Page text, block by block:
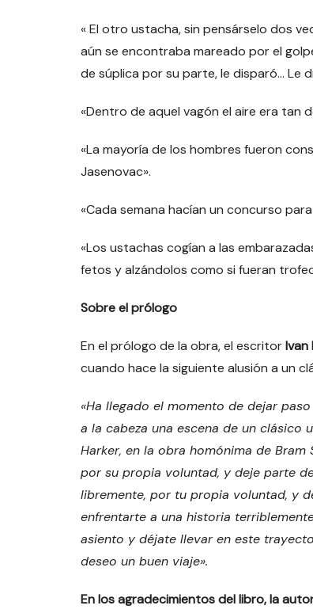
« El otro ustacha, sin pensárselo dos
aún se encontraba mareado por el
de súplica por su parte, le disparó… Le
«Dentro de aquel vagón el aire era tan
«La mayoría de los hombres fueron
Jasenovac».
«Cada semana hacían un concurso
«Los ustachas cogían a las
fetos y alzándolos como si fueran
Sobre el prólogo
En el prólogo de la obra, el escritorIvan
cuando hace la siguiente alusión a un
«Ha llegado el momento de dejar
a la cabeza una escena de un clásico
Harker, en la obra homónima de Bram
por su propia voluntad, y deje parte
libremente, por tu propia voluntad, y
enfrentarte a una historia
asiento y déjate llevar en este
deseo un buen viaje».
En los agradecimientos del libro, la